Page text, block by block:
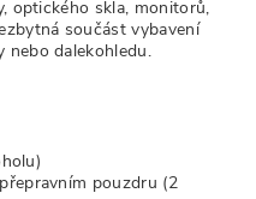
optického skla, monitorů,
součást vybavení
nebo dalekohledu.
pouzdru (2